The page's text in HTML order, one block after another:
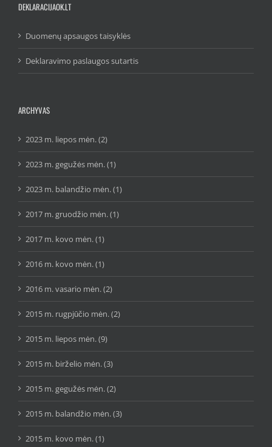
DEKLARACIJAOK.LT
Duomenų apsaugos taisyklės
Deklaravimo paslaugos sutartis
ARCHYVAS
2023 m. liepos mėn. (2)
2023 m. gegužės mėn. (1)
2023 m. balandžio mėn. (1)
2017 m. gruodžio mėn. (1)
2017 m. kovo mėn. (1)
2016 m. kovo mėn. (1)
2016 m. vasario mėn. (2)
2015 m. rugpjūčio mėn. (2)
2015 m. liepos mėn. (9)
2015 m. birželio mėn. (3)
2015 m. gegužės mėn. (2)
2015 m. balandžio mėn. (3)
2015 m. kovo mėn. (1)